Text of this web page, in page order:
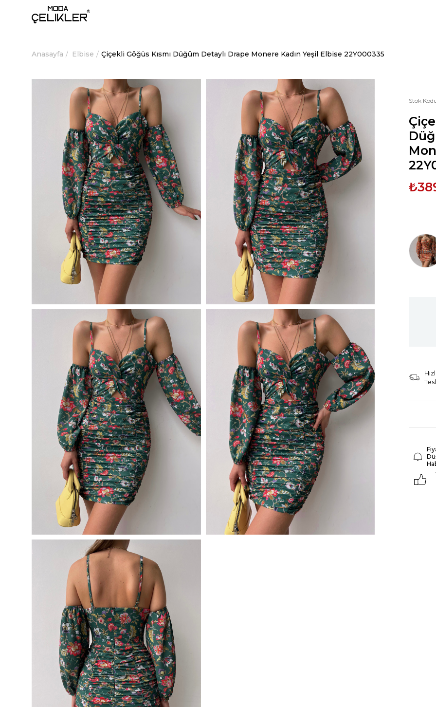
Anasayfa Elbise Çiçekli Göğüs Kısmı Düğüm Detaylı Drape Monere Kadın Yeşil Elbise 22Y000335
Stok
Hızlı